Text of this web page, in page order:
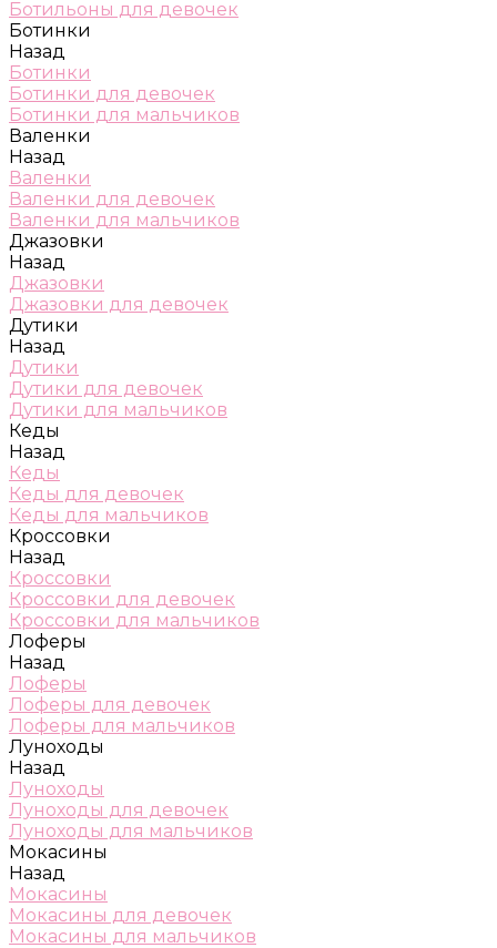
Ботильоны для девочек
Ботинки
Назад
Ботинки
Ботинки для девочек
Ботинки для мальчиков
Валенки
Назад
Валенки
Валенки для девочек
Валенки для мальчиков
Джазовки
Назад
Джазовки
Джазовки для девочек
Дутики
Назад
Дутики
Дутики для девочек
Дутики для мальчиков
Кеды
Назад
Кеды
Кеды для девочек
Кеды для мальчиков
Кроссовки
Назад
Кроссовки
Кроссовки для девочек
Кроссовки для мальчиков
Лоферы
Назад
Лоферы
Лоферы для девочек
Лоферы для мальчиков
Луноходы
Назад
Луноходы
Луноходы для девочек
Луноходы для мальчиков
Мокасины
Назад
Мокасины
Мокасины для девочек
Мокасины для мальчиков